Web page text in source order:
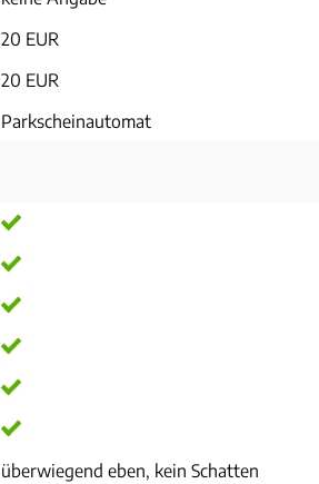
20 EUR
20 EUR
Parkscheinautomat
überwiegend eben, kein Schatten